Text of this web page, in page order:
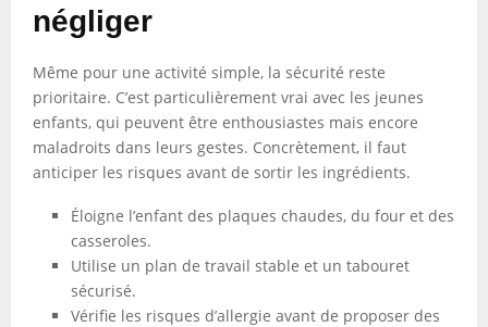
négliger
Même pour une activité simple, la sécurité reste
prioritaire. C’est particulièrement vrai avec les jeunes
enfants, qui peuvent être enthousiastes mais encore
maladroits dans leurs gestes. Concrètement, il faut
anticiper les risques avant de sortir les ingrédients.
Éloigne l’enfant des plaques chaudes, du four et des
casseroles.
Utilise un plan de travail stable et un tabouret
sécurisé.
Vérifie les risques d’allergie avant de proposer des